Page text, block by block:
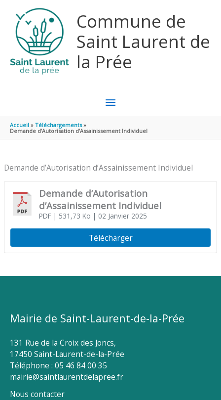
Commune de
Saint Laurent de
la Prée
MENU
PRINCIPAL
Accueil
Téléchargements
Demande d’Autorisation d’Assainissement Individuel
Demande d’Autorisation d’Assainissement Individuel
Demande d’Autorisation
d’Assainissement Individuel
PDF| 531,73 Ko | 02 Janvier 2025
Télécharger
Mairie de Saint-Laurent-de-la-Prée
131 Rue de la Croix des Joncs,
17450 Saint-Laurent-de-la-Prée
Téléphone : 05 46 84 00 35
mairie@saintlaurentdelapree.fr
Nous contacter